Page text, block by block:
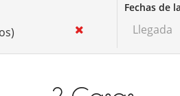
Fechas de